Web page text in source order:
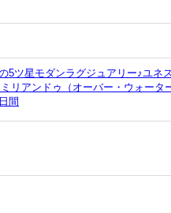
5ツ星モダンラグジュアリー♪ユネ
リアンドゥ（オーバー・ウォータ
間